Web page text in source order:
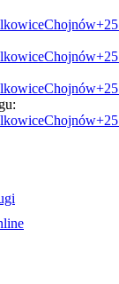
Chojnów+25
Chojnów+25
Chojnów+25
:
Chojnów+25